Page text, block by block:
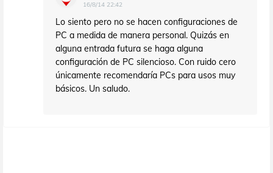
16/8/14 22:42
Lo siento pero no se hacen configuraciones de
PC a medida de manera personal. Quizás en
alguna entrada futura se haga alguna
configuración de PC silencioso. Con ruido cero
únicamente recomendaría PCs para usos muy
básicos. Un saludo.